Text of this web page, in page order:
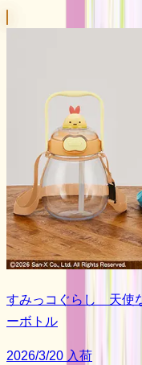
すみっコぐらし 天使
ーボトル
2026/3/20 入荷